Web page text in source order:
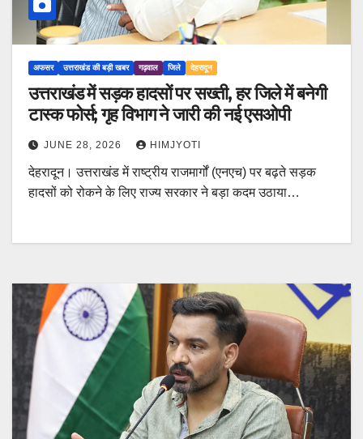
अफसर उत्तराखंड की बड़ी खबर गढ़वाल जिले देहरादून
उत्तराखंड में सड़क हादसों पर सख्ती, हर जिले में बनेगी
टास्क फोर्स; गृह विभाग ने जारी की नई एसओपी
JUNE 28, 2026 HIMJYOTI
देहरादून। उत्तराखंड में राष्ट्रीय राजमार्गों (एनएच) पर बढ़ते सड़क
हादसों को रोकने के लिए राज्य सरकार ने बड़ा कदम उठाया…